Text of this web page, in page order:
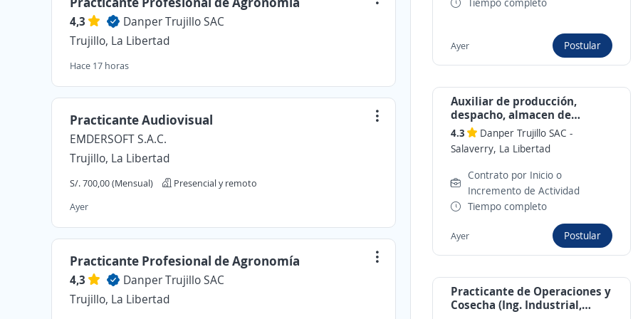
4,3
Danper Trujillo SAC
Trujillo, La Libertad
Hace 17 horas
Practicante Audiovisual
EMDERSOFT S.A.C.
Trujillo, La Libertad
S/. 700,00 (Mensual)
Presencial y remoto
Ayer
Practicante Profesional de Agronomía
4,3
Danper Trujillo SAC
Trujillo, La Libertad
Ayer Postular
Auxiliar de producción,
despacho, almacen de
producto terminado
4.3 Danper Trujillo SAC -
Salaverry, La Libertad
Contrato por Inicio o
Incremento de Actividad
Tiempo completo
Ayer Postular
Practicante de Operaciones y
Cosecha (Ing. Industrial,